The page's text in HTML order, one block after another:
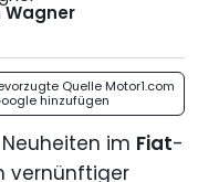
Wagner
Quelle Motor1.com
hinzufügen
im Fiat-
vernünftiger